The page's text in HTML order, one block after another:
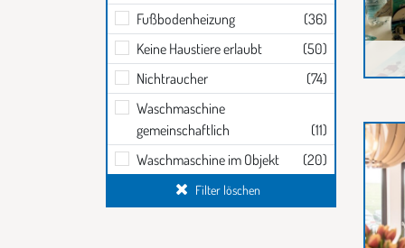
Fußbodenheizung
(36)
Keine Haustiere erlaubt
(50)
Nichtraucher
(74)
Waschmaschine
gemeinschaftlich
(11)
Waschmaschine im Objekt
(20)
Filter löschen